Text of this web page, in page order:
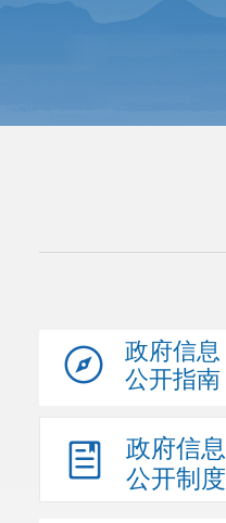
政府信息
公开指南
政府信息
公开制度